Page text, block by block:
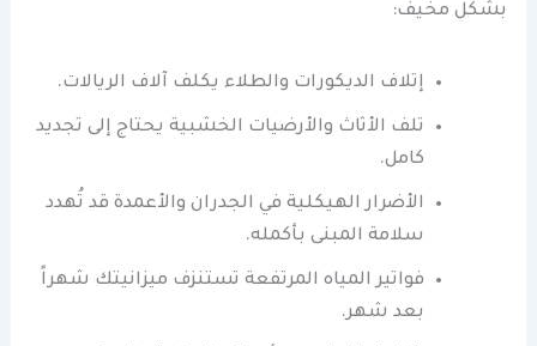
بشكل مخيف:
إتلاف الديكورات والطلاء يكلف آلاف الريالات.
تلف الأثاث والأرضيات الخشبية يحتاج إلى تجديد
كامل.
الأضرار الهيكلية في الجدران والأعمدة قد تُهدد
سلامة المبنى بأكمله.
فواتير المياه المرتفعة تستنزف ميزانيتك شهراً
بعد شهر.